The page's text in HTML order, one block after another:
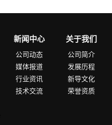
新闻中心
公司动态
媒体报道
行业资讯
技术交流
关于我们
公司简介
发展历程
新导文化
荣誉资质